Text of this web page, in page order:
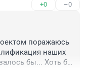
для
цен? А пушки
+0 –0
поражаюсь
наших
бы... Хоть бы